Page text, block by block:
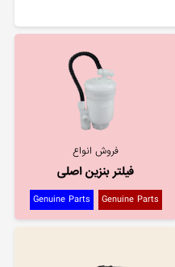
فروش انواع
فیلتر بنزین اصلی
Genuine Parts
Genuine Parts